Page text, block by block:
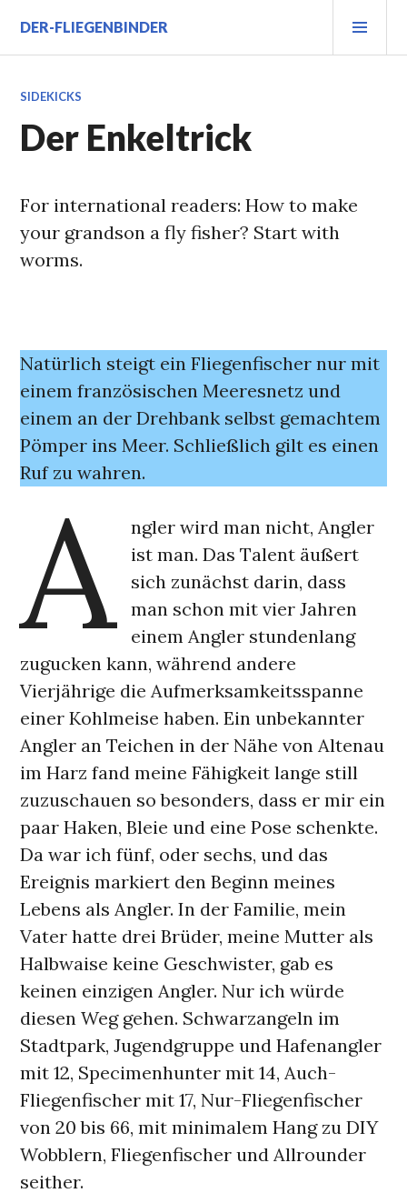
Inhalt
springen
DER-FLIEGENBINDER
SIDEKICKS
Der Enkeltrick
For international readers: How to make
your grandson a fly fisher? Start with
worms.
Natürlich steigt ein Fliegenfischer nur mit
einem französischen Meeresnetz und
einem an der Drehbank selbst gemachtem
Pömper ins Meer. Schließlich gilt es einen
Ruf zu wahren.
A
ngler wird man nicht, Angler
ist man. Das Talent äußert
sich zunächst darin, dass
man schon mit vier Jahren
einem Angler stundenlang
zugucken kann, während andere
Vierjährige die Aufmerksamkeitsspanne
einer Kohlmeise haben. Ein unbekannter
Angler an Teichen in der Nähe von Altenau
im Harz fand meine Fähigkeit lange still
zuzuschauen so besonders, dass er mir ein
paar Haken, Bleie und eine Pose schenkte.
Da war ich fünf, oder sechs, und das
Ereignis markiert den Beginn meines
Lebens als Angler. In der Familie, mein
Vater hatte drei Brüder, meine Mutter als
Halbwaise keine Geschwister, gab es
keinen einzigen Angler. Nur ich würde
diesen Weg gehen. Schwarzangeln im
Stadtpark, Jugendgruppe und Hafenangler
mit 12, Specimenhunter mit 14, Auch-
Fliegenfischer mit 17, Nur-Fliegenfischer
von 20 bis 66, mit minimalem Hang zu DIY
Wobblern, Fliegenfischer und Allrounder
seither.